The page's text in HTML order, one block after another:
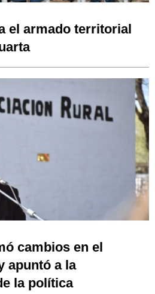
el armado territorial
cambios en el
apuntó a la
la política